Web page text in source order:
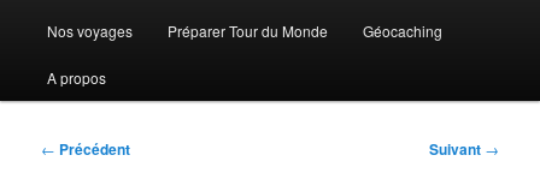
au
contenu
principal
au
contenu
secondaire
Nos voyages Préparer Tour du Monde Géocaching
A propos
Navigation
← Précédent Suivant →